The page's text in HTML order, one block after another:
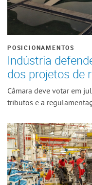
POSICIONAMENTOS
Indústria
dos projetos de
Câmara deve votar em
tributos e a